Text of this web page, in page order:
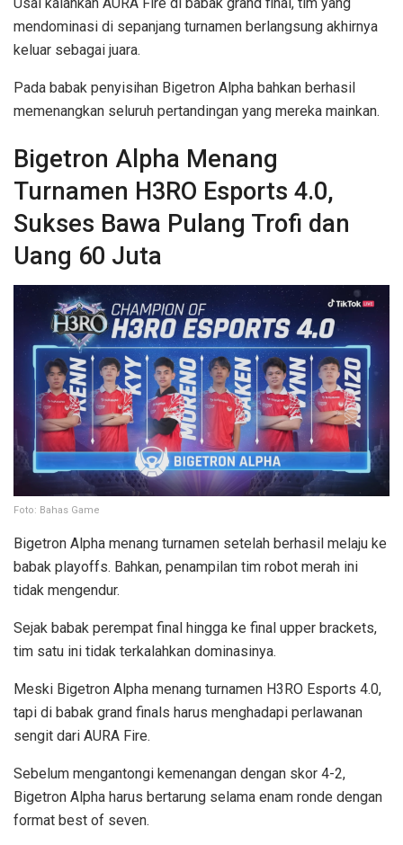
mendominasi di sepanjang turnamen berlangsung akhirnya
keluar sebagai juara.
Pada babak penyisihan Bigetron Alpha bahkan berhasil
memenangkan seluruh pertandingan yang mereka mainkan.
Bigetron Alpha Menang
Turnamen H3RO Esports 4.0,
Sukses Bawa Pulang Trofi dan
Uang 60 Juta
Foto: Bahas Game
Bigetron Alpha menang turnamen setelah berhasil melaju ke
babak playoffs. Bahkan, penampilan tim robot merah ini
tidak mengendur.
Sejak babak perempat final hingga ke final upper brackets,
tim satu ini tidak terkalahkan dominasinya.
Meski Bigetron Alpha menang turnamen H3RO Esports 4.0,
tapi di babak grand finals harus menghadapi perlawanan
sengit dari AURA Fire.
Sebelum mengantongi kemenangan dengan skor 4-2,
Bigetron Alpha harus bertarung selama enam ronde dengan
format best of seven.